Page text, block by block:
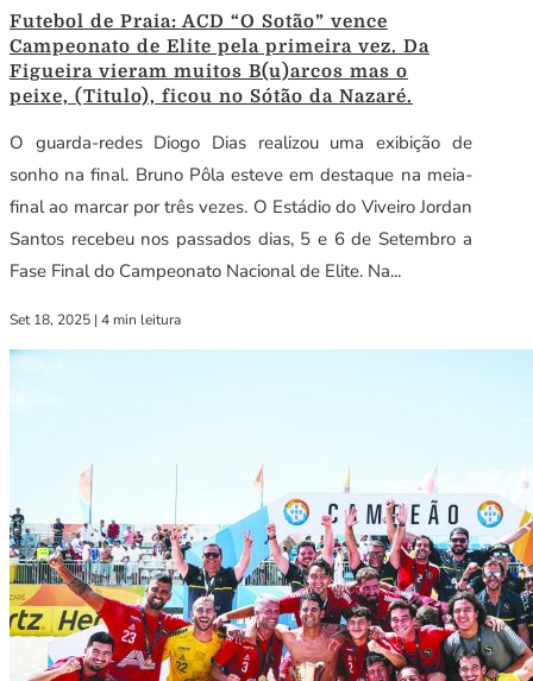
Futebol de Praia: ACD “O Sotão” vence
Campeonato de Elite pela primeira vez. Da
Figueira vieram muitos B(u)arcos mas o
peixe, (Titulo), ficou no Sótão da Nazaré.
O guarda-redes Diogo Dias realizou uma exibição de
sonho na final. Bruno Pôla esteve em destaque na meia-
final ao marcar por três vezes. O Estádio do Viveiro Jordan
Santos recebeu nos passados dias, 5 e 6 de Setembro a
Fase Final do Campeonato Nacional de Elite. Na...
Set 18, 2025 | 4 min leitura